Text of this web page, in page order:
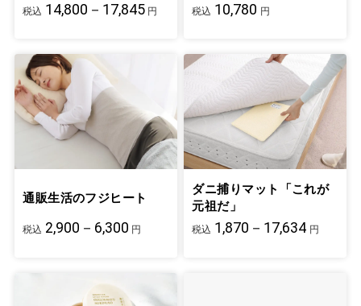
税込 14,800－17,845 円 税込 10,780 円
通販生活のフジヒート
税込 2,900－6,300 円
ダニ捕りマット「これが
元祖だ」
税込 1,870－17,634 円